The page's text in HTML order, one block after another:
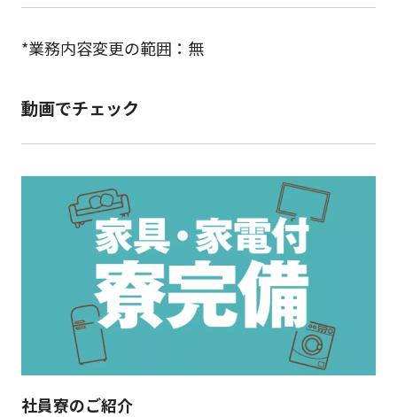
*業務内容変更の範囲：無
動画でチェック
社員寮のご紹介